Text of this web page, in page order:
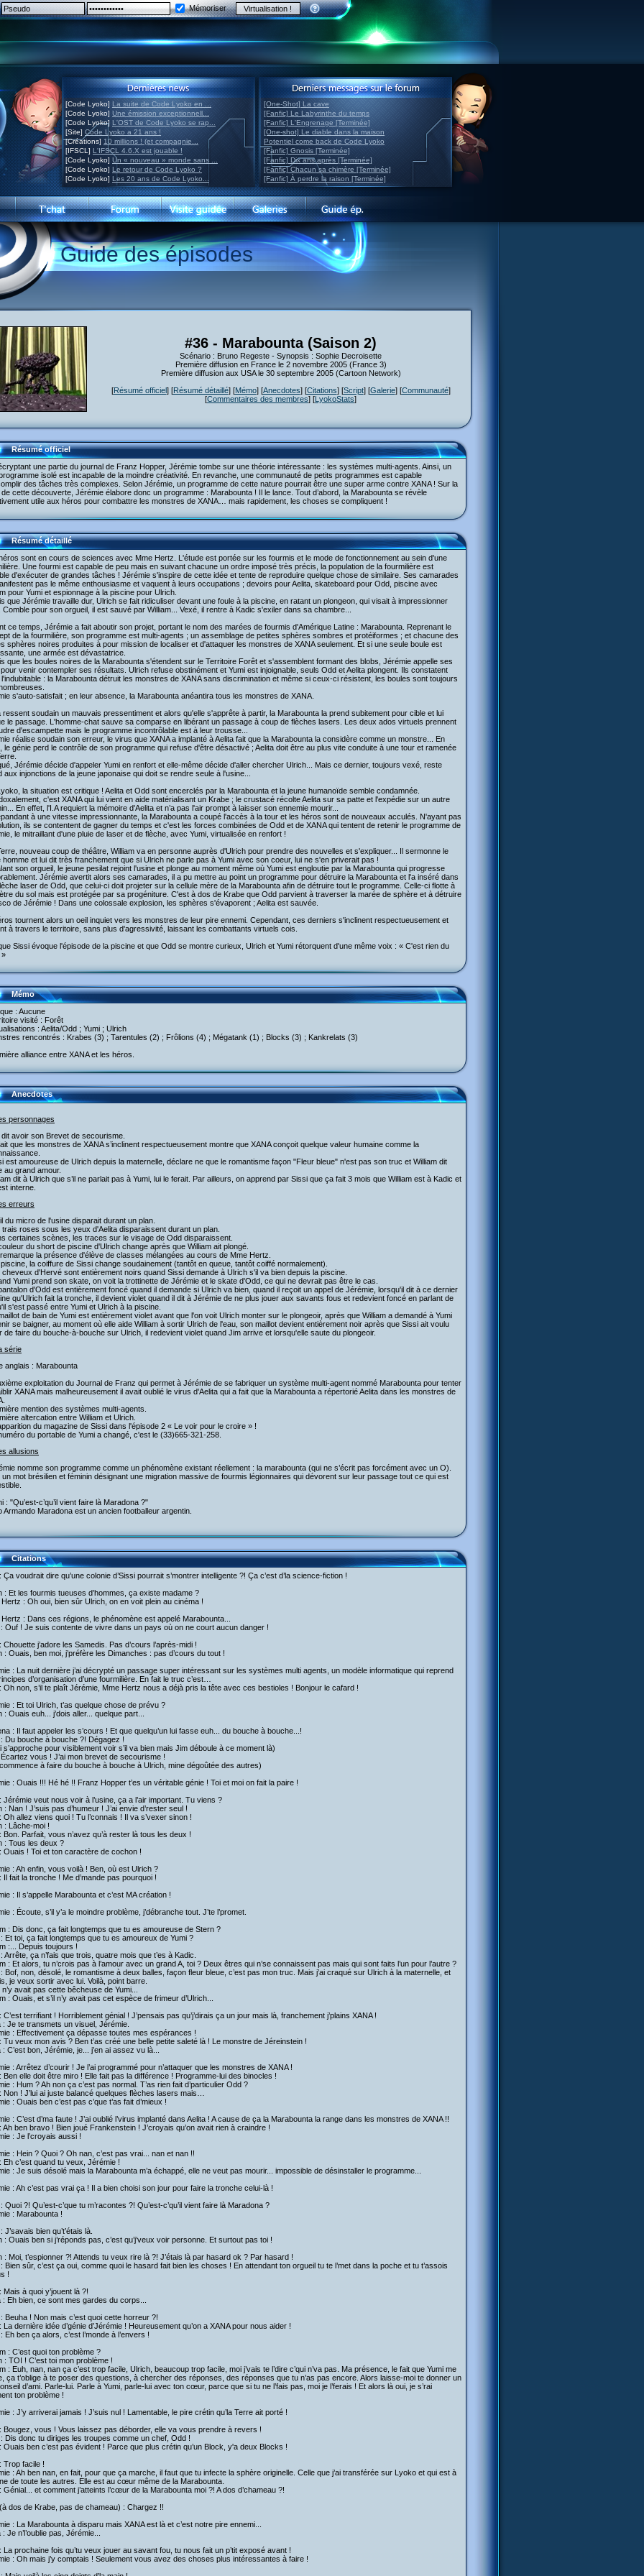
Mémoriser
[Code Lyoko] La suite de Code Lyoko en ...
[Code Lyoko] Une émission exceptionnell...
[Code Lyoko] L'OST de Code Lyoko se rap...
[Site] Code Lyoko a 21 ans !
[Créations] 10 millions ! (et compagnie...
[IFSCL] L'IFSCL 4.6.X est jouable !
[Code Lyoko] Un « nouveau » monde sans ...
[Code Lyoko] Le retour de Code Lyoko ?
[Code Lyoko] Les 20 ans de Code Lyoko...
[One-Shot] La cave
[Fanfic] Le Labyrinthe du temps
[Fanfic] L'Engrenage [Terminée]
[One-shot] Le diable dans la maison
Potentiel come back de Code Lyoko
[Fanfic] Gnosis [Terminée]
[Fanfic] Dix ans après [Terminée]
[Fanfic] Chacun sa chimère [Terminée]
[Fanfic] À perdre la raison [Terminée]
Guide des épisodes
#36 - Marabounta (Saison 2)
Scénario : Bruno Regeste - Synopsis : Sophie Decroisette
Première diffusion en France le 2 novembre 2005 (France 3)
Première diffusion aux USA le 30 septembre 2005 (Cartoon Network)
[Résumé officiel] [Résumé détaillé] [Mémo] [Anecdotes] [Citations] [Script] [Galerie] [Communauté]
[Commentaires des membres] [LyokoStats]
Résumé officiel
une partie du journal de Franz Hopper, Jérémie tombe sur une théorie intéressante : les systèmes multi-agents. Ainsi, un
isolé est incapable de la moindre créativité. En revanche, une communauté de petits programmes est capable
des tâches très complexes. Selon Jérémie, un programme de cette nature pourrait être une super arme contre XANA ! Sur la
cette découverte, Jérémie élabore donc un programme : Marabounta ! Il le lance. Tout d’abord, la Marabounta se révèle
utile aux héros pour combattre les monstres de XANA… mais rapidement, les choses se compliquent !
Résumé détaillé
sont en cours de sciences avec Mme Hertz. L'étude est portée sur les fourmis et le mode de fonctionnement au sein d'une
Une fourmi est capable de peu mais en suivant chacune un ordre imposé très précis, la population de la fourmilière est
d'exécuter de grandes tâches ! Jérémie s'inspire de cette idée et tente de reproduire quelque chose de similaire. Ses camarades
pas le même enthousiasme et vaquent à leurs occupations ; devoirs pour Aelita, skateboard pour Odd, piscine avec
pour Yumi et espionnage à la piscine pour Ulrich.
que Jérémie travaille dur, Ulrich se fait ridiculiser devant une foule à la piscine, en ratant un plongeon, qui visait à impressionner
Comble pour son orgueil, il est sauvé par William... Vexé, il rentre à Kadic s'exiler dans sa chambre...
ce temps, Jérémie a fait aboutir son projet, portant le nom des marées de fourmis d'Amérique Latine : Marabounta. Reprenant le
de la fourmilière, son programme est multi-agents ; un assemblage de petites sphères sombres et protéiformes ; et chacune des
sphères noires produites à pour mission de localiser et d'attaquer les monstres de XANA seulement. Et si une seule boule est
une armée est dévastatrice.
que les boules noires de la Marabounta s'étendent sur le Territoire Forêt et s'assemblent formant des blobs, Jérémie appelle ses
venir contempler ses résultats. Ulrich refuse obstinément et Yumi est injoignable, seuls Odd et Aelita plongent. Ils constatent
: la Marabounta détruit les monstres de XANA sans discrimination et même si ceux-ci résistent, les boules sont toujours
s'auto-satisfait ; en leur absence, la Marabounta anéantira tous les monstres de XANA.
ressent soudain un mauvais pressentiment et alors qu'elle s'apprête à partir, la Marabounta la prend subitement pour cible et lui
le passage. L'homme-chat sauve sa comparse en libérant un passage à coup de flèches lasers. Les deux ados virtuels prennent
d'escampette mais le programme incontrôlable est à leur trousse...
réalise soudain son erreur, le virus que XANA a implanté à Aelita fait que la Marabounta la considère comme un monstre... En
le génie perd le contrôle de son programme qui refuse d'être désactivé ; Aelita doit être au plus vite conduite à une tour et ramenée
Jérémie décide d'appeler Yumi en renfort et elle-même décide d'aller chercher Ulrich... Mais ce dernier, toujours vexé, reste
aux injonctions de la jeune japonaise qui doit se rendre seule à l'usine...
la situation est critique ! Aelita et Odd sont encerclés par la Marabounta et la jeune humanoïde semble condamnée.
c'est XANA qui lui vient en aide matérialisant un Krabe ; le crustacé récolte Aelita sur sa patte et l'expédie sur un autre
En effet, l'I.A requiert la mémoire d'Aelita et n’a pas l'air prompt à laisser son ennemie mourir...
à une vitesse impressionnante, la Marabounta a coupé l'accès à la tour et les héros sont de nouveaux acculés. N'ayant pas
ils se contentent de gagner du temps et c'est les forces combinées de Odd et de XANA qui tentent de retenir le programme de
le mitraillant d'une pluie de laser et de flèche, avec Yumi, virtualisée en renfort !
nouveau coup de théâtre, William va en personne auprès d'Ulrich pour prendre des nouvelles et s'expliquer... Il sermonne le
homme et lui dit très franchement que si Ulrich ne parle pas à Yumi avec son coeur, lui ne s'en priverait pas !
son orgueil, le jeune pesilat rejoint l'usine et plonge au moment même où Yumi est engloutie par la Marabounta qui progresse
Jérémie avertit alors ses camarades, il a pu mettre au point un programme pour détruire la Marabounta et l'a inséré dans
laser de Odd, que celui-ci doit projeter sur la cellule mère de la Marabounta afin de détruire tout le programme. Celle-ci flotte à
du sol mais est protégée par sa progéniture. C'est à dos de Krabe que Odd parvient à traverser la marée de sphère et à détruire
de Jérémie ! Dans une colossale explosion, les sphères s'évaporent ; Aelita est sauvée.
tournent alors un oeil inquiet vers les monstres de leur pire ennemi. Cependant, ces derniers s'inclinent respectueusement et
à travers le territoire, sans plus d'agressivité, laissant les combattants virtuels cois.
Sissi évoque l'épisode de la piscine et que Odd se montre curieux, Ulrich et Yumi rétorquent d'une même voix : « C'est rien du
»
Mémo
: Aucune
visité : Forêt
: Aelita/Odd ; Yumi ; Ulrich
rencontrés : Krabes (3) ; Tarentules (2) ; Frôlions (4) ; Mégatank (1) ; Blocks (3) ; Kankrelats (3)
alliance entre XANA et les héros.
Anecdotes
personnages
avoir son Brevet de secourisme.
que les monstres de XANA s’inclinent respectueusement montre que XANA conçoit quelque valeur humaine comme la
est amoureuse de Ulrich depuis la maternelle, déclare ne que le romantisme façon "Fleur bleue" n'est pas son truc et William dit
au grand amour.
dit à Ulrich que s’il ne parlait pas à Yumi, lui le ferait. Par ailleurs, on apprend par Sissi que ça fait 3 mois que William est à Kadic et
interne.
erreurs
du micro de l'usine disparait durant un plan.
trais roses sous les yeux d'Aelita disparaissent durant un plan.
certaines scènes, les traces sur le visage de Odd disparaissent.
du short de piscine d'Ulrich change après que William ait plongé.
la présence d'élève de classes mélangées au cours de Mme Hertz.
piscine, la coiffure de Sissi change soudainement (tantôt en queue, tantôt coiffé normalement).
cheveux d'Hervé sont entièrement noirs quand Sissi demande à Ulrich s'il va bien depuis la piscine.
Yumi prend son skate, on voit la trottinette de Jérémie et le skate d'Odd, ce qui ne devrait pas être le cas.
d'Odd est entièrement foncé quand il demande si Ulrich va bien, quand il reçoit un appel de Jérémie, lorsqu'il dit à ce dernier
qu'Ulrich fait la tronche, il devient violet quand il dit à Jérémie de ne plus jouer aux savants fous et redevient foncé en parlant de
s'est passé entre Yumi et Ulrich à la piscine.
de bain de Yumi est entièrement violet avant que l'on voit Ulrich monter sur le plongeoir, après que William a demandé à Yumi
se baigner, au moment où elle aide William à sortir Ulrich de l'eau, son maillot devient entièrement noir après que Sissi ait voulu
de faire du bouche-à-bouche sur Ulrich, il redevient violet quand Jim arrive et lorsqu'elle saute du plongeoir.
série
anglais : Marabounta
exploitation du Journal de Franz qui permet à Jérémie de se fabriquer un système multi-agent nommé Marabounta pour tenter
XANA mais malheureusement il avait oublié le virus d'Aelita qui a fait que la Marabounta a répertorié Aelita dans les monstres de
mention des systèmes multi-agents.
altercation entre William et Ulrich.
du magazine de Sissi dans l'épisode 2 « Le voir pour le croire » !
du portable de Yumi a changé, c'est le (33)665-321-258.
allusions
nomme son programme comme un phénomène existant réellement : la marabounta (qui ne s’écrit pas forcément avec un O).
un mot brésilien et féminin désignant une migration massive de fourmis légionnaires qui dévorent sur leur passage tout ce qui est
: "Qu’est-c’qu’il vient faire là Maradona ?"
Armando Maradona est un ancien footballeur argentin.
Citations
Ça voudrait dire qu’une colonie d’Sissi pourrait s’montrer intelligente ?! Ça c’est d’la science-fiction !
: Et les fourmis tueuses d’hommes, ça existe madame ?
Hertz : Oh oui, bien sûr Ulrich, on en voit plein au cinéma !
Hertz : Dans ces régions, le phénomène est appelé Marabounta...
Ouf ! Je suis contente de vivre dans un pays où on ne court aucun danger !
Chouette j’adore les Samedis. Pas d’cours l’après-midi !
: Ouais, ben moi, j’préfère les Dimanches : pas d’cours du tout !
: La nuit dernière j’ai décrypté un passage super intéressant sur les systèmes multi agents, un modèle informatique qui reprend
d’organisation d’une fourmilière. En fait le truc c’est…
Oh non, s’il te plaît Jérémie, Mme Hertz nous a déjà pris la tête avec ces bestioles ! Bonjour le cafard !
: Et toi Ulrich, t’as quelque chose de prévu ?
: Ouais euh... j’dois aller... quelque part...
: Il faut appeler les s’cours ! Et que quelqu’un lui fasse euh... du bouche à bouche...!
Du bouche à bouche ?! Dégagez !
s’approche pour visiblement voir s’il va bien mais Jim déboule à ce moment là)
vous ! J’ai mon brevet de secourisme !
à faire du bouche à bouche à Ulrich, mine dégoûtée des autres)
: Ouais !!! Hé hé !! Franz Hopper t’es un véritable génie ! Toi et moi on fait la paire !
Jérémie veut nous voir à l’usine, ça a l’air important. Tu viens ?
: Nan ! J’suis pas d’humeur ! J’ai envie d’rester seul !
Oh allez viens quoi ! Tu l’connais ! Il va s’vexer sinon !
: Lâche-moi !
Bon. Parfait, vous n’avez qu’à rester là tous les deux !
: Tous les deux ?
Ouais ! Toi et ton caractère de cochon !
: Ah enfin, vous voilà ! Ben, où est Ulrich ?
Il fait la tronche ! Me d’mande pas pourquoi !
: Il s’appelle Marabounta et c’est MA création !
: Écoute, s’il y’a le moindre problème, j’débranche tout. J’te l’promet.
: Dis donc, ça fait longtemps que tu es amoureuse de Stern ?
Et toi, ça fait longtemps que tu es amoureux de Yumi ?
:... Depuis toujours !
Arrête, ça n’fais que trois, quatre mois que t’es à Kadic.
: Et alors, tu n’crois pas à l’amour avec un grand A, toi ? Deux êtres qui n’se connaissent pas mais qui sont faits l’un pour l’autre ?
Bof, non, désolé, le romantisme à deux balles, façon fleur bleue, c’est pas mon truc. Mais j’ai craqué sur Ulrich à la maternelle, et
je veux sortir avec lui. Voilà, point barre.
n’y avait pas cette bêcheuse de Yumi...
: Ouais, et s’il n’y avait pas cet espèce de frimeur d’Ulrich...
C’est terrifiant ! Horriblement génial ! J’pensais pas qu’j’dirais ça un jour mais là, franchement j’plains XANA !
: Je te transmets un visuel, Jérémie.
: Effectivement ça dépasse toutes mes espérances !
Tu veux mon avis ? Ben t’as créé une belle petite saleté là ! Le monstre de Jéreinstein !
: C’est bon, Jérémie, je... j’en ai assez vu là...
: Arrêtez d’courir ! Je l’ai programmé pour n’attaquer que les monstres de XANA !
Ben elle doit être miro ! Elle fait pas la différence ! Programme-lui des binocles !
: Hum ? Ah non ça c’est pas normal. T’as rien fait d’particulier Odd ?
Non ! J’lui ai juste balancé quelques flèches lasers mais…
: Ouais ben c’est pas c’que t’as fait d’mieux !
: C’est d’ma faute ! J’ai oublié l’virus implanté dans Aelita ! A cause de ça la Marabounta la range dans les monstres de XANA !!
Ah ben bravo ! Bien joué Frankenstein ! J’croyais qu’on avait rien à craindre !
: Je l’croyais aussi !
: Hein ? Quoi ? Oh nan, c’est pas vrai... nan et nan !!
Eh c’est quand tu veux, Jérémie !
: Je suis désolé mais la Marabounta m’a échappé, elle ne veut pas mourir... impossible de désinstaller le programme...
: Ah c’est pas vrai ça ! Il a bien choisi son jour pour faire la tronche celui-là !
Quoi ?! Qu’est-c’que tu m’racontes ?! Qu’est-c’qu’il vient faire là Maradona ?
: Marabounta !
J’savais bien qu’t’étais là.
: Ouais ben si j’réponds pas, c’est qu’j’veux voir personne. Et surtout pas toi !
: Moi, t’espionner ?! Attends tu veux rire là ?! J’étais là par hasard ok ? Par hasard !
: Bien sûr, c’est ça oui, comme quoi le hasard fait bien les choses ! En attendant ton orgueil tu te l’met dans la poche et tu t’assois
!
Mais à quoi y’jouent là ?!
: Eh bien, ce sont mes gardes du corps...
: Beuha ! Non mais c’est quoi cette horreur ?!
La dernière idée d’génie d’Jérémie ! Heureusement qu’on a XANA pour nous aider !
Eh ben ça alors, c’est l’monde à l’envers !
: C’est quoi ton problème ?
: TOI ! C’est toi mon problème !
: Euh, nan, nan ça c’est trop facile, Ulrich, beaucoup trop facile, moi j’vais te l’dire c’qui n’va pas. Ma présence, le fait que Yumi me
ça t’oblige à te poser des questions, à chercher des réponses, des réponses que tu n’as pas encore. Alors laisse-moi te donner un
d’ami. Parle-lui. Parle à Yumi, parle-lui avec ton cœur, parce que si tu ne l’fais pas, moi je l’ferais ! Et alors là oui, je s’rai
ton problème !
: J’y arriverai jamais ! J’suis nul ! Lamentable, le pire crétin qu’la Terre ait porté !
Bougez, vous ! Vous laissez pas déborder, elle va vous prendre à revers !
: Dis donc tu diriges les troupes comme un chef, Odd !
Ouais ben c’est pas évident ! Parce que plus crétin qu’un Block, y'a deux Blocks !
Trop facile !
: Ah ben nan, en fait, pour que ça marche, il faut que tu infecte la sphère originelle. Celle que j’ai transférée sur Lyoko et qui est à
de toute les autres. Elle est au cœur même de la Marabounta.
Génial... et comment j’atteints l’cœur de la Marabounta moi ?! A dos d’chameau ?!
dos de Krabe, pas de chameau) : Chargez !!
: La Marabounta à disparu mais XANA est là et c’est notre pire ennemi...
: Je n’l’oublie pas, Jérémie...
La prochaine fois qu’tu veux jouer au savant fou, tu nous fait un p’tit exposé avant !
: Oh mais j’y comptais ! Seulement vous avez des choses plus intéressantes à faire !